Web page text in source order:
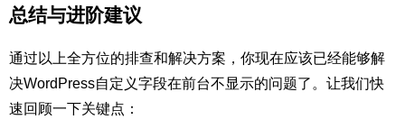
总结与进阶建议
通过以上全方位的排查和解决方案，你现在应该已经能够解
决WordPress自定义字段在前台不显示的问题了。让我们快
速回顾一下关键点：